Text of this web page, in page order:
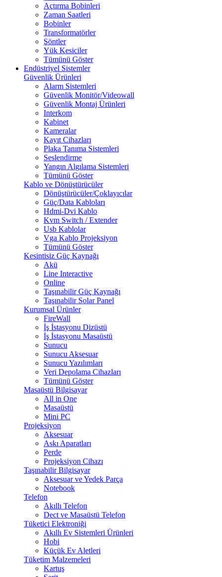
Açtırma Bobinleri
Zaman Saatleri
Bobinler
Transformatörler
Şöntler
Yük Kesiciler
Tümünü Göster
Endüstriyel Sistemler
Güvenlik Ürünleri
Alarm Sistemleri
Güvenlik Monitör/Videowall
Güvenlik Montaj Ürünleri
Interkom
Kabinet
Kameralar
Kayıt Cihazları
Plaka Tanıma Sistemleri
Seslendirme
Yangın Algılama Sistemleri
Tümünü Göster
Kablo ve Dönüştürücüler
Dönüştürücüler/Çoklayıcılar
Güç/Data Kabloları
Hdmi-Dvi Kablo
Kvm Switch / Extender
Usb Kablolar
Vga Kablo Projeksiyon
Tümünü Göster
Kesintisiz Güç Kaynağı
Akü
Line Interactive
Online
Taşınabilir Güç Kaynağı
Taşınabilir Solar Panel
Kurumsal Ürünler
FireWall
İş İstasyonu Dizüstü
İş İstasyonu Masaüstü
Sunucu
Sunucu Aksesuar
Sunucu Yazılımları
Veri Depolama Cihazları
Tümünü Göster
Masaüstü Bilgisayar
All in One
Masaüstü
Mini PC
Projeksiyon
Aksesuar
Askı Aparatları
Perde
Projeksiyon Cihazı
Taşınabilir Bilgisayar
Aksesuar ve Yedek Parça
Notebook
Telefon
Akıllı Telefon
Dect ve Masaüstü Telefon
Tüketici Elektroniği
Akıllı Ev Sistemleri Ürünleri
Hobi
Küçük Ev Aletleri
Tüketim Malzemeleri
Kartuş